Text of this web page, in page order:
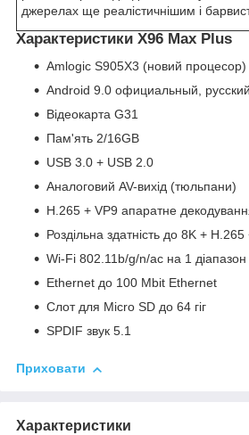
джерелах ще реалістичнішим і
Характеристики X96 Max Plus
Amlogic S905X3 (новий процесор)
Android 9.0 официальный, русский
Відеокарта G31
Пам'ять 2/16GB
USB 3.0 + USB 2.0
Аналоговий AV-вихід (тюльпани)
H.265 + VP9 апаратне
Роздільна здатність до 8K +
Wi-Fi 802.11b/g/n/ac на 1
Ethernet до 100 Mbit Ethernet
Слот для Micro SD до 64 гіг
SPDIF звук 5.1
Приховати
Характеристики